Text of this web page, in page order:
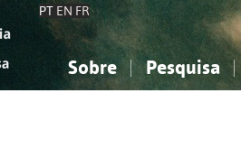
PT EN FR
Sobre Pesquisa